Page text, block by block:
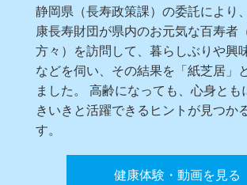
静岡県（長寿政策課）の委託により
康長寿財団が県内のお元気な百寿者
方々）を訪問して、暮らしぶりや興
などを伺い、その結果を「紙芝居」
ました。 高齢になっても、心身とも
きいきと活躍できるヒントが見つか
す。
健康体験・動画を見る